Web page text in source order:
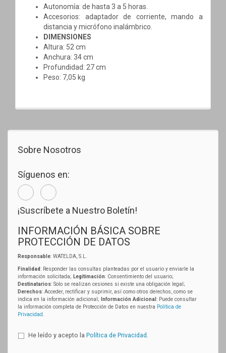
Autonomía: de hasta 3 a 5 horas.
Accesorios: adaptador de corriente, mando a
distancia y micrófono inalámbrico.
DIMENSIONES
Altura: 52 cm
Anchura: 34 cm
Profundidad: 27 cm
Peso: 7,05 kg
Sobre Nosotros
Síguenos en:
¡Suscríbete a Nuestro Boletín!
INFORMACIÓN BÁSICA SOBRE
PROTECCIÓN DE DATOS
Responsable: WATELDA, S.L.
Finalidad: Responder las consultas planteadas por el usuario y enviarle la
información solicitada; Legitimación: Consentimiento del usuario;
Destinatarios: Solo se realizan cesiones si existe una obligación legal;
Derechos: Acceder, rectificar y suprimir, así como otros derechos, como se
indica en la información adicional;
Información Adicional : Puede consultar
la información completa de Protección de Datos en nuestra Política de
Privacidad
He leído y acepto la Política de Privacidad